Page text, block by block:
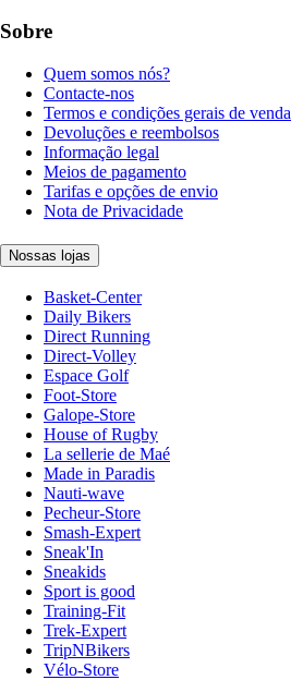
Sobre
Quem somos nós?
Contacte-nos
Termos e condições gerais de venda
Devoluções e reembolsos
Informação legal
Meios de pagamento
Tarifas e opções de envio
Nota de Privacidade
Nossas lojas
Basket-Center
Daily Bikers
Direct Running
Direct-Volley
Espace Golf
Foot-Store
Galope-Store
House of Rugby
La sellerie de Maé
Made in Paradis
Nauti-wave
Pecheur-Store
Smash-Expert
Sneak'In
Sneakids
Sport is good
Training-Fit
Trek-Expert
TripNBikers
Vélo-Store